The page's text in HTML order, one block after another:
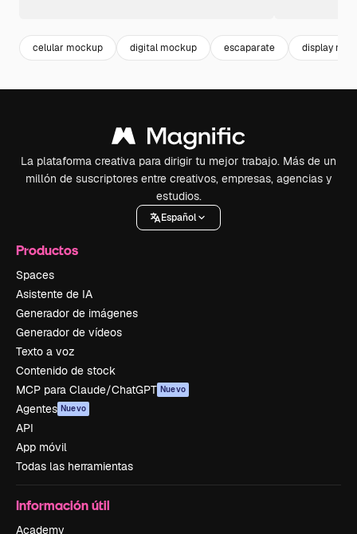
celular mockup digital mockup escaparate display
La plataforma creativa para dirigir tu mejor trabajo. Más de un
millón de suscriptores entre creativos, empresas, agencias y
estudios.
Español
Productos
Spaces
Asistente de IA
Generador de imágenes
Generador de vídeos
Texto a voz
Contenido de stock
MCP para Claude/ChatGPT Nuevo
Agentes Nuevo
API
App móvil
Todas las herramientas
Información útil
Academy